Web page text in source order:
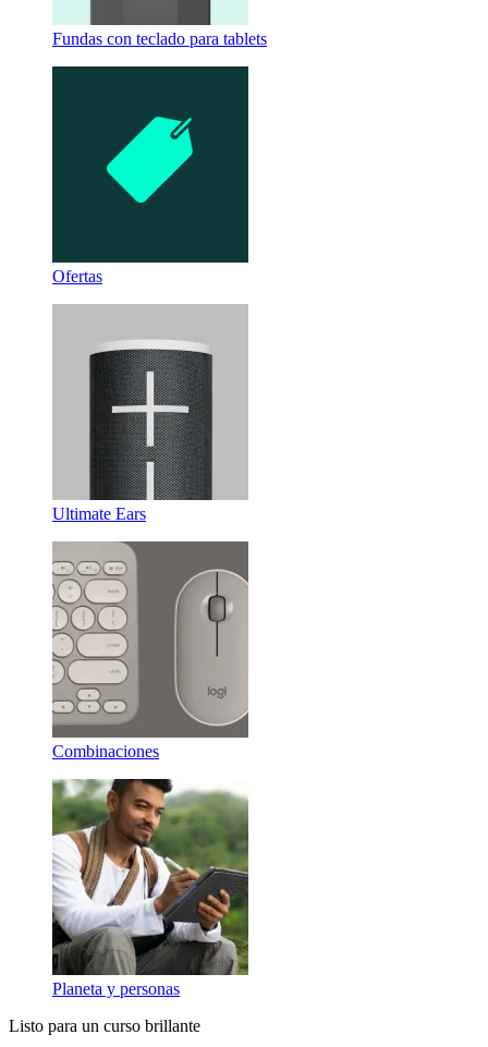
Fundas con teclado para tablets
Ofertas
Ultimate Ears
Combinaciones
Planeta y personas
Listo para un curso brillante